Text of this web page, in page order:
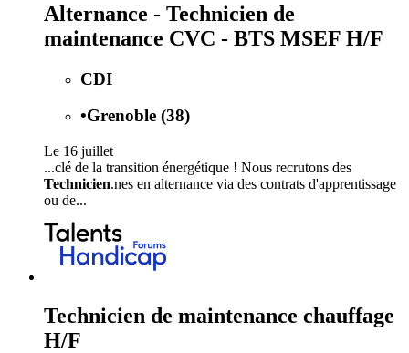
Alternance - Technicien de
maintenance CVC - BTS MSEF H/F
CDI
•Grenoble (38)
Le 16 juillet
...clé de la transition énergétique ! Nous recrutons des
Technicien.nes en alternance via des contrats d'apprentissage
ou de...
Technicien de maintenance chauffage
H/F